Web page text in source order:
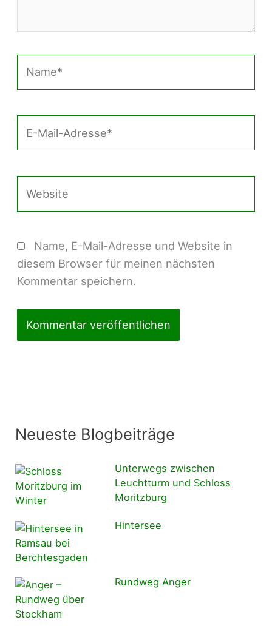
Mail-
Name, E-Mail-Adresse und Website in
diesem Browser für meinen nächsten
Kommentar speichern.
Neueste Blogbeiträge
Unterwegs zwischen
Leuchtturm und Schloss
Moritzburg
Hintersee
Rundweg Anger